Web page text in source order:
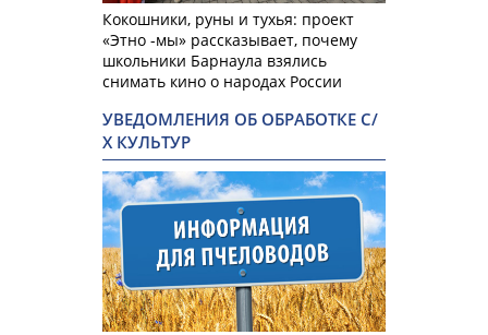
Кокошники, руны и тухья: проект
«Этно -мы» рассказывает, почему
школьники Барнаула взялись
снимать кино о народах России
УВЕДОМЛЕНИЯ ОБ ОБРАБОТКЕ С/
Х КУЛЬТУР